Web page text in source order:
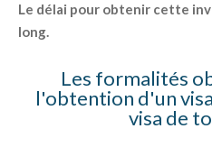
Le délai pour obtenir cette
long.
Les formalités
l'obtention d'un
visa de